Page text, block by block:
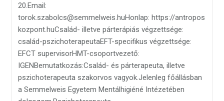
20.Email:
torok.szabolcs@semmelweis.huHonlap: https://antropos
kozpont.huCsalád- illetve párterápiás végzettsége:
család-pszichoterapeutaEFT-specifikus végzettsége:
EFCT supervisorHMT-csoportvezető:
IGENBemutatkozás:Család- és párterapeuta, illetve
pszichoterapeuta szakorvos vagyok.Jelenleg főállásban
a Semmelweis Egyetem Mentálhigiéné Intézetében